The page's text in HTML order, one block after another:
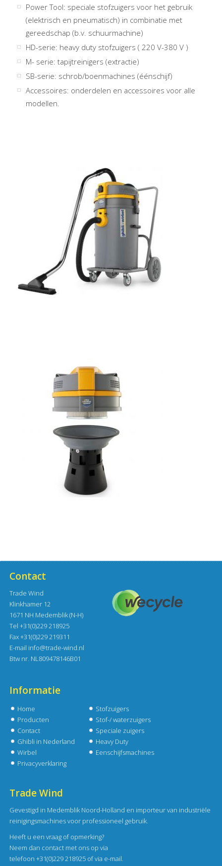
Power Tool: speciale stofzuigers voor het gebruik
(elektrisch en pneumatisch) in combinatie met
gereedschap (b.v. schuurmachine)
HD-serie: heavy duty stofzuigers ( 220 V-380 V )
M- serie: tapijtreinigers (extractie)
SB-serie: schrob/boenmachines (éénschijf)
Accessoires: onderdelen en accessoires voor alle
modellen.
Contact
Trade Wind
Klinkhamer 12
1671 NH Medemblik (N-H)
Tel +31(0)229 218925
Fax +31(0)229 219311
E-mail info@trade-wind.nl
Btw nr. NL809478146B01
Informatie
Home
Producten
Contact
Ghibli in Nederland
Wirbel
Privacyverklaring
Stofzuigers
Stof-/ waterzuigers
Speciale zuigers
Heavy Duty
Eenschijfsmachines
Trade Wind
Gevestigd in Medemblik Noord-Holland en importeur van industriële
reinigingsmachines voor professioneel gebruik.
Heeft u een vraag of opmerking?
Neem dan contact met ons op via
telefoon +31(0)229 218925 of via e-mail.